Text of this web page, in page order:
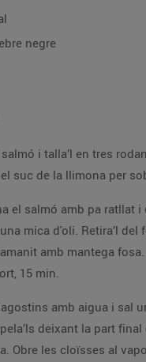
negre
i talla’l en tres rodanxes.
suc de la llimona per
el salmó amb pa ratllat i
mica d'oli. Retira’l del
15 min.
amb aigua i sal
deixant la part
dit